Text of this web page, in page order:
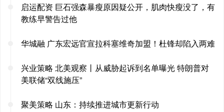
启运配资 巨石强森暴瘦原因疑公开，肌肉快瘦没了，有
教练早警告过他
华城融 广东宏远官宣拉科塞维奇加盟！杜锋却陷入两难
兴业策略 北美观察丨从威胁起诉到名单曝光 特朗普对
美联储“双线施压”
聚美策略 山东：持续推进城市更新行动